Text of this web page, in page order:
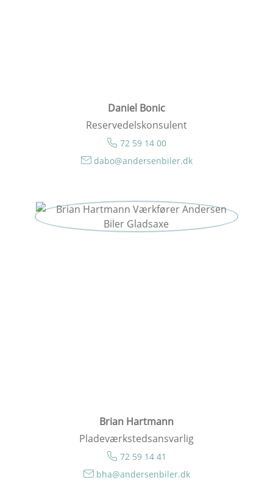
Daniel Bonic
Reservedelskonsulent
72 59 14 00
dabo@andersenbiler.dk
Brian Hartmann
Pladeværkstedsansvarlig
72 59 14 41
bha@andersenbiler.dk